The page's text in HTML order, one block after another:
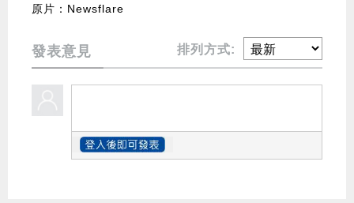
原片：Newsflare
發表意見 排列方式: